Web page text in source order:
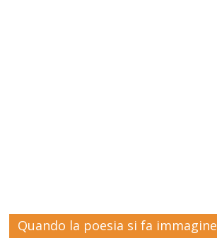
Quando la poesia si fa immagine